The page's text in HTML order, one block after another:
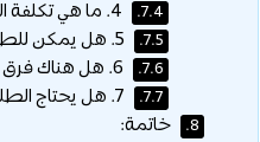
7.4.
7.5.
7.6.
7.7.
8. خاتمة: